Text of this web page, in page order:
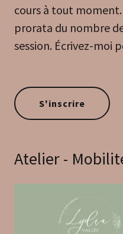
cours à tout
prorata du nombre
session. Écrivez-moi
S'inscrire
Atelier -